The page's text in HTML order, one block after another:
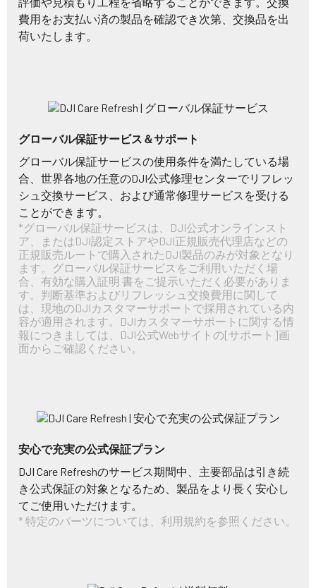
費用をお支払い済の製品を確認でき次第、交換品を出
荷いたします。
グローバル保証サービス＆サポート
グローバル保証サービスの使用条件を満たしている場
合、世界各地の任意のDJI公式修理センターでリフレッ
シュ交換サービス、および通常修理サービスを受ける
ことができます。
*グローバル保証サービスは、DJI公式オンラインスト
ア、またはDJI認定ストアやDJI正規販売代理店などの
正規販売ルートで購入されたDJI製品のみが対象となり
ます。グローバル保証サービスをご利用いただく場
合、有効な購入証明 書をご提示いただく必要がありま
す。判断基準およびリフレッシュ交換費用に関して
は、現地のDJIカスタマーサポートで採用されている内
容が適用されます。DJIカスタマーサポートに関する情
報につきましては、DJI公式Webサイトの[サポート]画
面からご確認ください。
安心で充実の公式保証プラン
DJI Care Refreshのサービス期間中、主要部品は引き続
き公式保証の対象となるため、製品をより長く安心し
てご使用いただけます。
* 特定のパーツについては、利用規約を参照ください。